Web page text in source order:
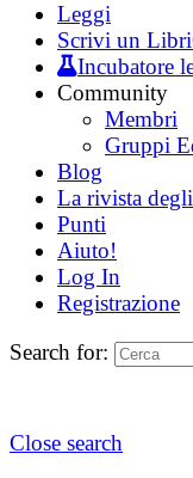
Leggi
Scrivi un
Incubatore
Community
Membri
Gruppi
Blog
La rivista
Punti
Aiuto!
Log In
Registrazione
Search for:
Close search